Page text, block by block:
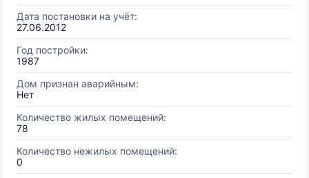
Дата постановки на учёт:
27.06.2012
Год постройки:
1987
Дом признан аварийным:
Нет
Количество жилых помещений:
78
Количество нежилых помещений:
0